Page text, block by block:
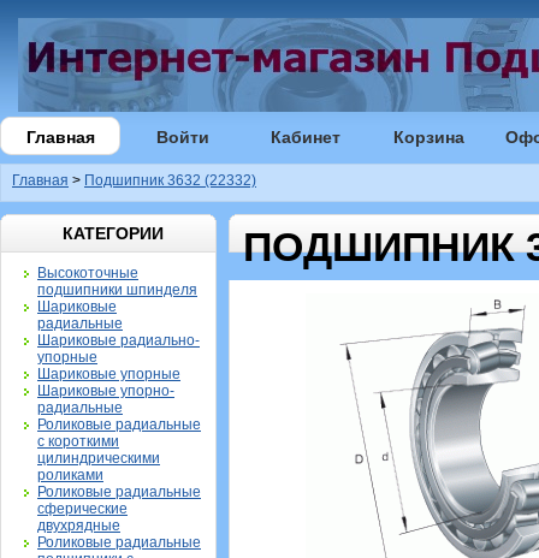
Главная Войти Кабинет Корзина
Главная > Подшипник 3632 (22332)
КАТЕГОРИИ
Высокоточные
подшипники шпинделя
Шариковые
радиальные
Шариковые радиально-
упорные
Шариковые упорные
Шариковые упорно-
радиальные
Роликовые радиальные
с короткими
цилиндрическими
роликами
Роликовые радиальные
сферические
двухрядные
Роликовые радиальные
ПОДШИПНИК